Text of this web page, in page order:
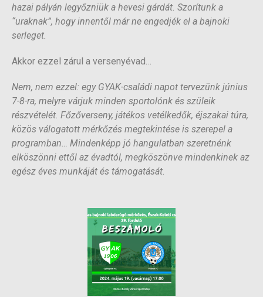
hazai pályán legyőzniük a hevesi gárdát. Szorítunk a
“uraknak”, hogy innentől már ne engedjék el a bajnoki
serleget.
Akkor ezzel zárul a versenyévad…
Nem, nem ezzel: egy GYAK-családi napot tervezünk június
7-8-ra, melyre várjuk minden sportolónk és szüleik
részvételét. Főzőverseny, játékos vetélkedők, éjszakai túra,
közös válogatott mérkőzés megtekintése is szerepel a
programban… Mindenképp jó hangulatban szeretnénk
elköszönni ettől az évadtól, megköszönve mindenkinek az
egész éves munkáját és támogatását.